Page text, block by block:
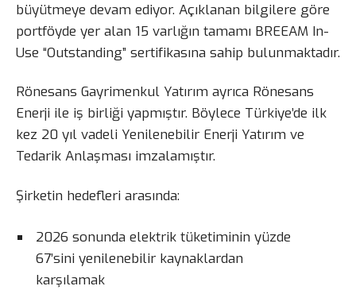
büyütmeye devam ediyor. Açıklanan bilgilere göre
portföyde yer alan 15 varlığın tamamı BREEAM In-
Use “Outstanding” sertifikasına sahip bulunmaktadır.
Rönesans Gayrimenkul Yatırım ayrıca Rönesans
Enerji ile iş birliği yapmıştır. Böylece Türkiye’de ilk
kez 20 yıl vadeli Yenilenebilir Enerji Yatırım ve
Tedarik Anlaşması imzalamıştır.
Şirketin hedefleri arasında:
2026 sonunda elektrik tüketiminin yüzde
67’sini yenilenebilir kaynaklardan
karşılamak